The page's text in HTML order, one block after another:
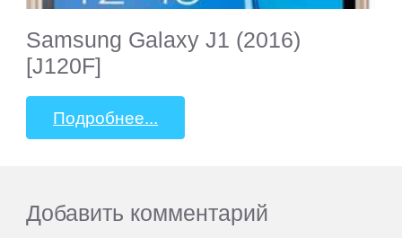
Samsung Galaxy J1 (2016)
[J120F]
Подробнее...
Добавить комментарий